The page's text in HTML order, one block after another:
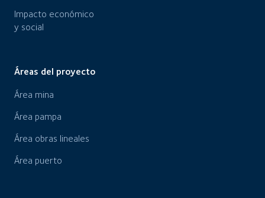
Impacto económico
y social
Áreas del proyecto
Área mina
Área pampa
Área obras lineales
Área puerto